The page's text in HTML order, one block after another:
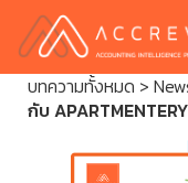
บทความทั้งหมด >
กับ APARTMENTERY